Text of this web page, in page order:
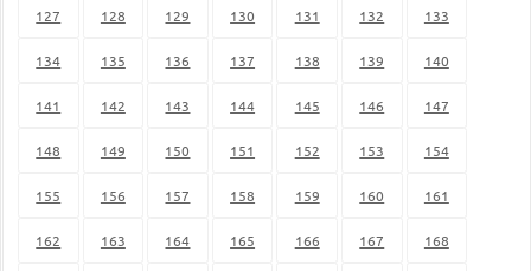
127 128 129 130 131 132 133
134 135 136 137 138 139 140
141 142 143 144 145 146 147
148 149 150 151 152 153 154
155 156 157 158 159 160 161
162 163 164 165 166 167 168